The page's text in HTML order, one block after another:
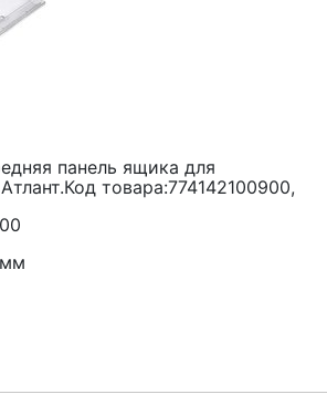
панель ящика для
товара:774142100900,